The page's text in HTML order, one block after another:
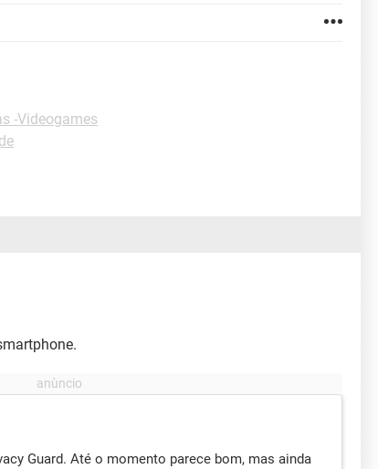
-Videogames
Guard. Até o momento parece bom, mas ainda